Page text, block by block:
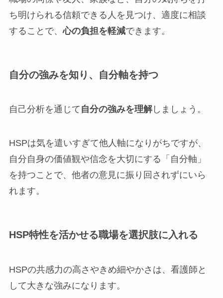
ち明けられる信頼できる人を見つけ、適度に相談
することで、心の負担を軽減できます。
自分の強みを知り、自分軸を持つ
自己分析を通じて 自分の強みを理解しましょう。
HSPは気を遣いすぎて他人軸になりがちですが、
自分自身の価値観や信念を大切にする「自分軸」
を持つことで、他者の意見に振り回されずにいら
れます。
HSP特性を活かせる職場を選択肢に入れる
HSPの共感力の高さやきめ細やかさは、看護師と
して大きな強みになります。